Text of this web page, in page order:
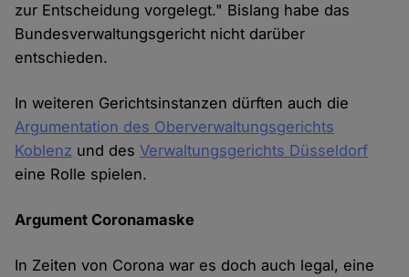
zur Entscheidung vorgelegt." Bislang habe das
Bundesverwaltungsgericht nicht darüber
entschieden.
In weiteren Gerichtsinstanzen dürften auch die
Argumentation des Oberverwaltungsgerichts
Koblenz und desVerwaltungsgerichts Düsseldorf
eine Rolle spielen.
Argument Coronamaske
In Zeiten von Corona war es doch auch legal, eine